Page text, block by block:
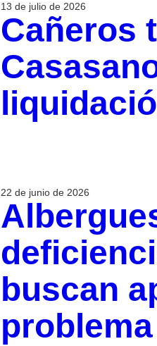
13 de julio de 2026
Cañeros
22 de junio de 2026
buscan
problema